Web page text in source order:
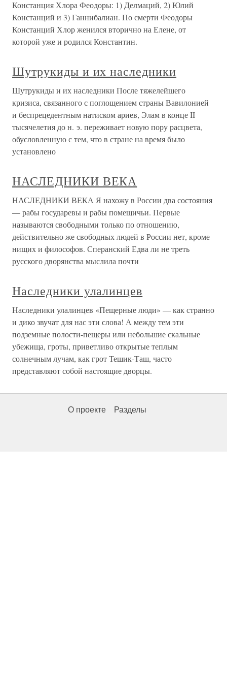
Констанция Хлора Феодоры: 1) Делмаций, 2) Юлий
Констанций и 3) Ганнибалиан. По смерти Феодоры
Констанций Хлор женился вторично на Елене, от
которой уже и родился Константин.
Шутрукиды и их наследники
Шутрукиды и их наследники После тяжелейшего
кризиса, связанного с поглощением страны Вавилонией
и беспрецедентным натиском ариев, Элам в конце II
тысячелетия до н. э. переживает новую пору расцвета,
обусловленную с тем, что в стране на время было
установлено
НАСЛЕДНИКИ ВЕКА
НАСЛЕДНИКИ ВЕКА Я нахожу в России два состояния
— рабы государевы и рабы помещичьи. Первые
называются свободными только по отношению,
действительно же свободных людей в России нет, кроме
нищих и философов. Сперанский Едва ли не треть
русского дворянства мыслила почти
Наследники улалинцев
Наследники улалинцев «Пещерные люди» — как странно
и дико звучат для нас эти слова! А между тем эти
подземные полости-пещеры или небольшие скальные
убежища, гроты, приветливо открытые теплым
солнечным лучам, как грот Тешик-Таш, часто
представляют собой настоящие дворцы.
О проекте Разделы